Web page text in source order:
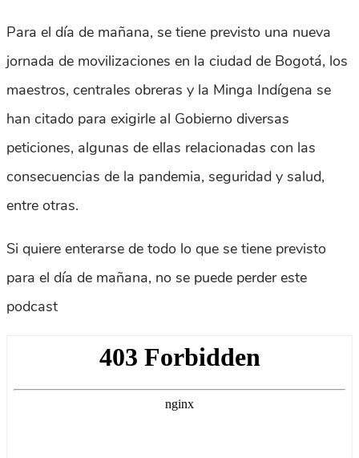
Para el día de mañana, se tiene previsto una nueva
jornada de movilizaciones en la ciudad de Bogotá, los
maestros, centrales obreras y la Minga Indígena se
han citado para exigirle al Gobierno diversas
peticiones, algunas de ellas relacionadas con las
consecuencias de la pandemia, seguridad y salud,
entre otras.
Si quiere enterarse de todo lo que se tiene previsto
para el día de mañana, no se puede perder este
podcast